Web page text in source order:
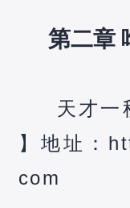
第二章
天才一
】地址：
com